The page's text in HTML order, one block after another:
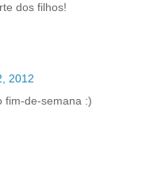
dos filhos!
2012
fim-de-semana :)